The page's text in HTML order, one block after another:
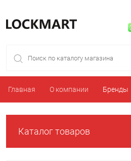
Главная О компании Бренды
Каталог товаров